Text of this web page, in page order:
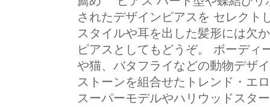
されたデザインピアスを セレクト
スタイルや耳を出した髪形には欠
ピアスとしてもどうぞ。 ボーディ
や猫、バタフライなどの動物デザ
ストーンを組合せたトレンド・エ
スーパーモデルやハリウッドスタ